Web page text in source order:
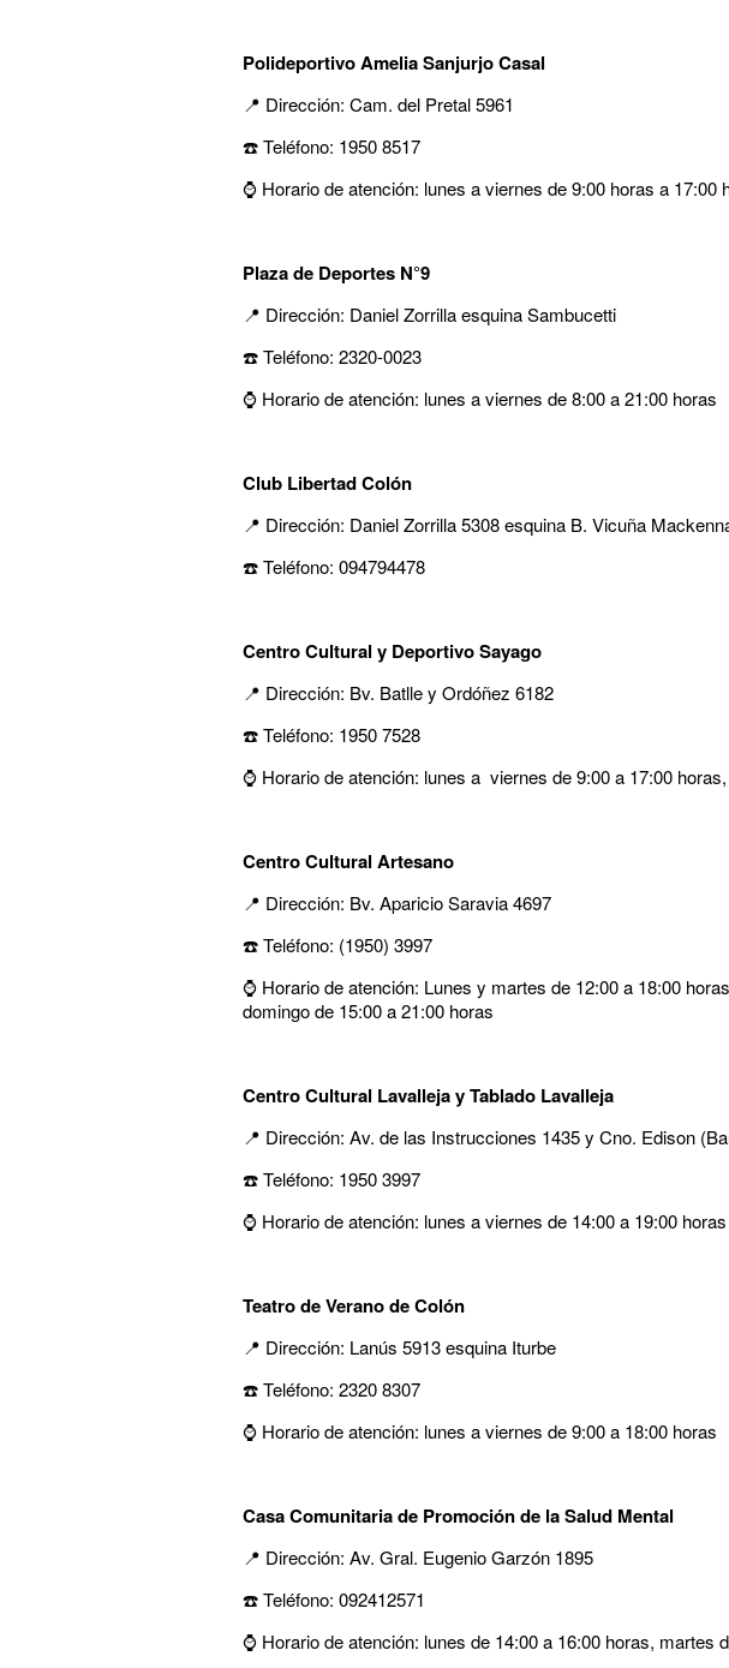
Polideportivo Amelia Sanjurjo Casal
📍 Dirección: Cam. del Pretal 5961
☎️ Teléfono: 1950 8517
⌚ Horario de atención: lunes a viernes de 9:00 horas a 17:00
Plaza de Deportes N°9
📍 Dirección: Daniel Zorrilla esquina Sambucetti
☎️ Teléfono: 2320-0023
⌚ Horario de atención: lunes a viernes de 8:00 a 21:00 horas
Club Libertad Colón
📍 Dirección: Daniel Zorrilla 5308 esquina B. Vicuña
☎️ Teléfono: 094794478
Centro Cultural y Deportivo Sayago
📍 Dirección: Bv. Batlle y Ordóñez 6182
☎️ Teléfono: 1950 7528
⌚ Horario de atención: lunes a viernes de 9:00 a 17:00
Centro Cultural Artesano
📍 Dirección: Bv. Aparicio Saravia 4697
☎️ Teléfono: (1950) 3997
⌚ Horario de atención: Lunes y martes de 12:00 a 18:00
domingo de 15:00 a 21:00 horas
Centro Cultural Lavalleja y Tablado Lavalleja
📍 Dirección: Av. de las Instrucciones 1435 y Cno. Edison
☎️ Teléfono: 1950 3997
⌚ Horario de atención: lunes a viernes de 14:00 a 19:00 horas
Teatro de Verano de Colón
📍 Dirección: Lanús 5913 esquina Iturbe
☎️ Teléfono: 2320 8307
⌚ Horario de atención: lunes a viernes de 9:00 a 18:00 horas
Casa Comunitaria de Promoción de la Salud Mental
📍 Dirección: Av. Gral. Eugenio Garzón 1895
☎️ Teléfono: 092412571
⌚ Horario de atención: lunes de 14:00 a 16:00 horas,